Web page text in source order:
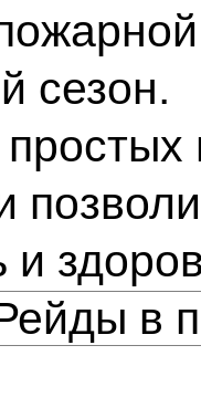
сезон.
и
в